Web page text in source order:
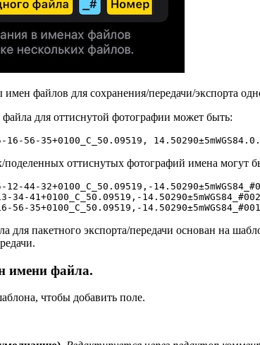
файлов для сохранения/передачи/экспорта
для оттиснутой фотографии может быть:
16-56-35+0100_C_50.09519,
поделенных оттиснутых фотографий имена могут
12-44-32+0100_C_50.09519,-
34-41+0100_C_50.09519,-
56-35+0100_C_50.09519,-
пакетного экспорта/передачи основан на
имени файла.
чтобы добавить поле.